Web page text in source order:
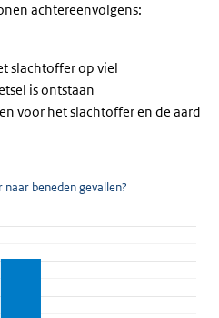
achtereenvolgens:
slachtoffer op viel
is ontstaan
voor het slachtoffer en de aard